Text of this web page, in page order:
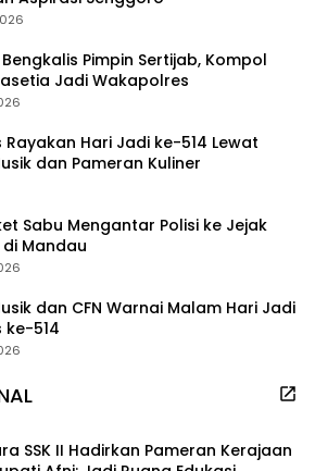
Pimpin Sertijab, Kompol
Jadi Wakapolres
Rayakan Hari Jadi ke-514 Lewat
dan Pameran Kuliner
Sabu Mengantar Polisi ke Jejak
Mandau
dan CFN Warnai Malam Hari Jadi
ke-514
SSK II Hadirkan Pameran Kerajaan